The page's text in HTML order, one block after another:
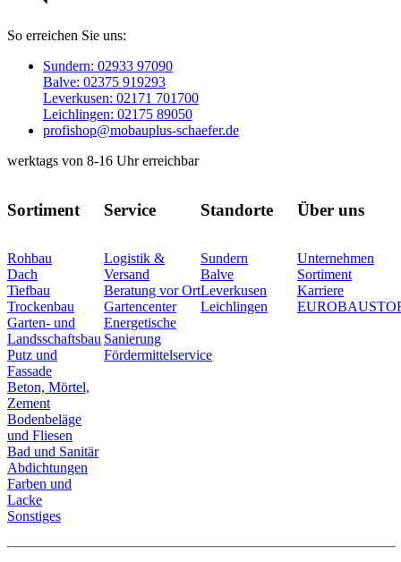
So erreichen Sie uns:
Sundern: 02933 97090
Balve: 02375 919293
Leverkusen: 02171 701700
Leichlingen: 02175 89050
profishop@mobauplus-schaefer.de
werktags von 8-16 Uhr erreichbar
Sortiment
Rohbau
Dach
Tiefbau
Trockenbau
Garten- und
Landsschaftsbau
Putz und
Fassade
Beton, Mörtel,
Zement
Bodenbeläge
und Fliesen
Bad und Sanitär
Abdichtungen
Farben und
Lacke
Sonstiges
Service
Logistik &
Versand
Beratung vor Ort
Gartencenter
Energetische
Sanierung
Fördermittelservice
Standorte
Sundern
Balve
Leverkusen
Leichlingen
Über uns
Unternehmen
Sortiment
Karriere